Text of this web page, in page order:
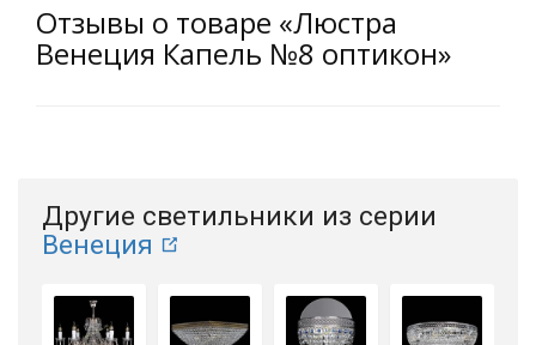
Отзывы о товаре «Люстра
Венеция Капель №8 оптикон»
Другие светильники из серии
Венеция